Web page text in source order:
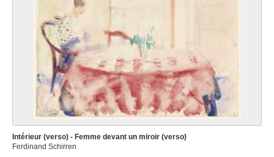
Intérieur (verso) - Femme devant un miroir (verso)
Ferdinand Schirren